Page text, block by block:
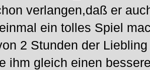
verlangen,daß er
ein tolles Spiel
2 Stunden der
ihm gleich einen